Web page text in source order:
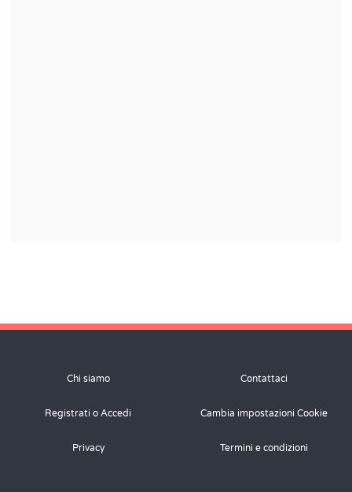
Chi siamo Contattaci
Registrati o Accedi Cambia impostazioni Cookie
Privacy Termini e condizioni